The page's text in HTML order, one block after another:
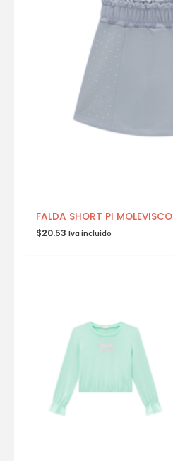
FALDA SHORT PI MOLEVISCO
$20.53 Iva incluido